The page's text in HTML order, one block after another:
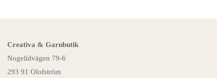
Creativa & Garnbutik
Nogelidvägen 79-6
293 91 Olofström